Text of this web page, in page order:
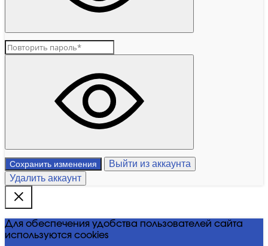
Сохранить изменения
Выйти из аккаунта
Удалить аккаунт
Для обеспечения удобства пользователей сайта
используются cookies